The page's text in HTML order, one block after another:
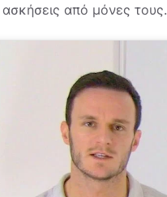
ασκήσεις από μόνες τους.